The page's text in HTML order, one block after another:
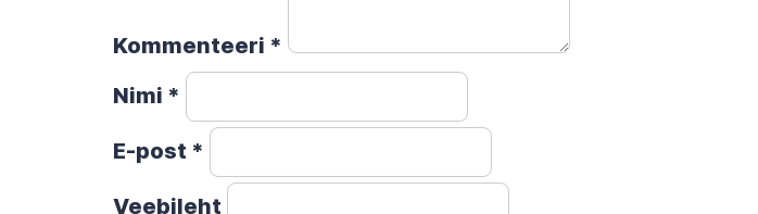
Kommenteeri *
Nimi *
E-post *
Veebileht